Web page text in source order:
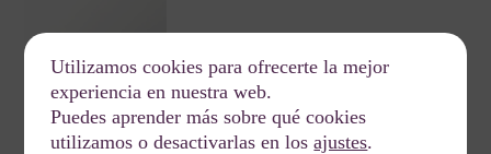
Utilizamos cookies para ofrecerte la mejor
experiencia en nuestra web.
Puedes aprender más sobre qué cookies
utilizamos o desactivarlas en losajustes.